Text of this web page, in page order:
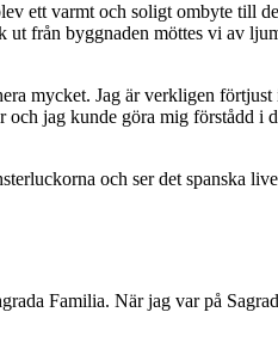
ett varmt och soligt ombyte till
från byggnaden möttes vi av
mycket. Jag är verkligen
jag kunde göra mig förstådd
och ser det spanska
Familia. När jag var på